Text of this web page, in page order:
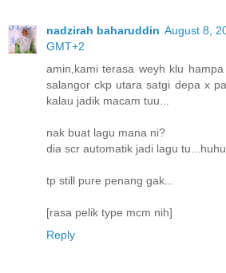
nadzirah baharuddin August 8,
GMT+2
amin,kami terasa weyh klu
salangor ckp utara satgi depa x
kalau jadik macam tuu...
nak buat lagu mana ni?
dia scr automatik jadi lagu tu...huhu
tp still pure penang gak...
[rasa pelik type mcm nih]
Reply